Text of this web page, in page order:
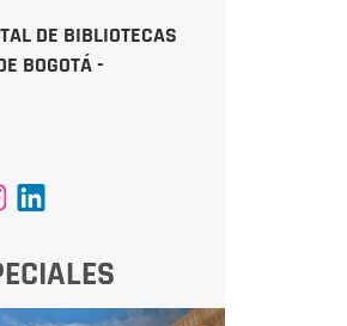
DE BIBLIOTECAS
BOGOTÁ -